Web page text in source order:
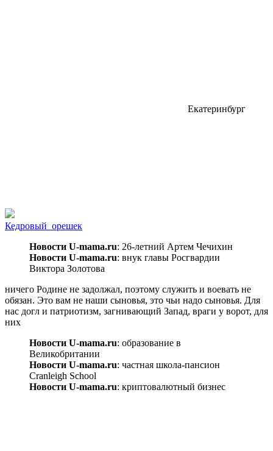
Екатеринбург
Кедровый_орешек
Новости U-mama.ru: 26-летний Артем Чечихин
Новости U-mama.ru: внук главы Росгвардии
Виктора Золотова
ничего Родине не задолжал, поэтому служить и воевать не
обязан. Это вам не наши сыновья, это чьи надо сыновья. Для
нас догл и патриотизм, загнивающий Запад, враги у ворот, для
них
Новости U-mama.ru: образование в
Великобритании
Новости U-mama.ru: частная школа-пансион
Cranleigh School
Новости U-mama.ru: криптовалютный бизнес